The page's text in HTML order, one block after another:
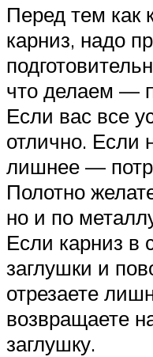
Перед тем как
карниз, надо
что делаем —
Если вас все
отлично. Если
лишнее —
Полотно
но и по
Если карниз в
заглушки и
отрезаете
возвращаете
заглушку.